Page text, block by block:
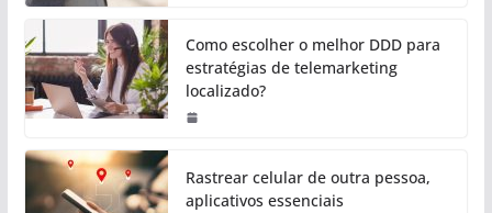
Como escolher o melhor DDD para
estratégias de telemarketing
localizado?
Rastrear celular de outra pessoa,
aplicativos essenciais